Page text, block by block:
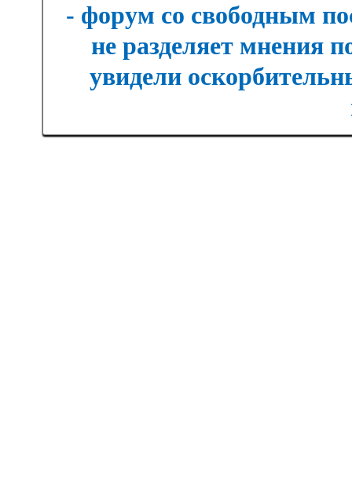
- форум со свободным
не разделяет мнения
увидели